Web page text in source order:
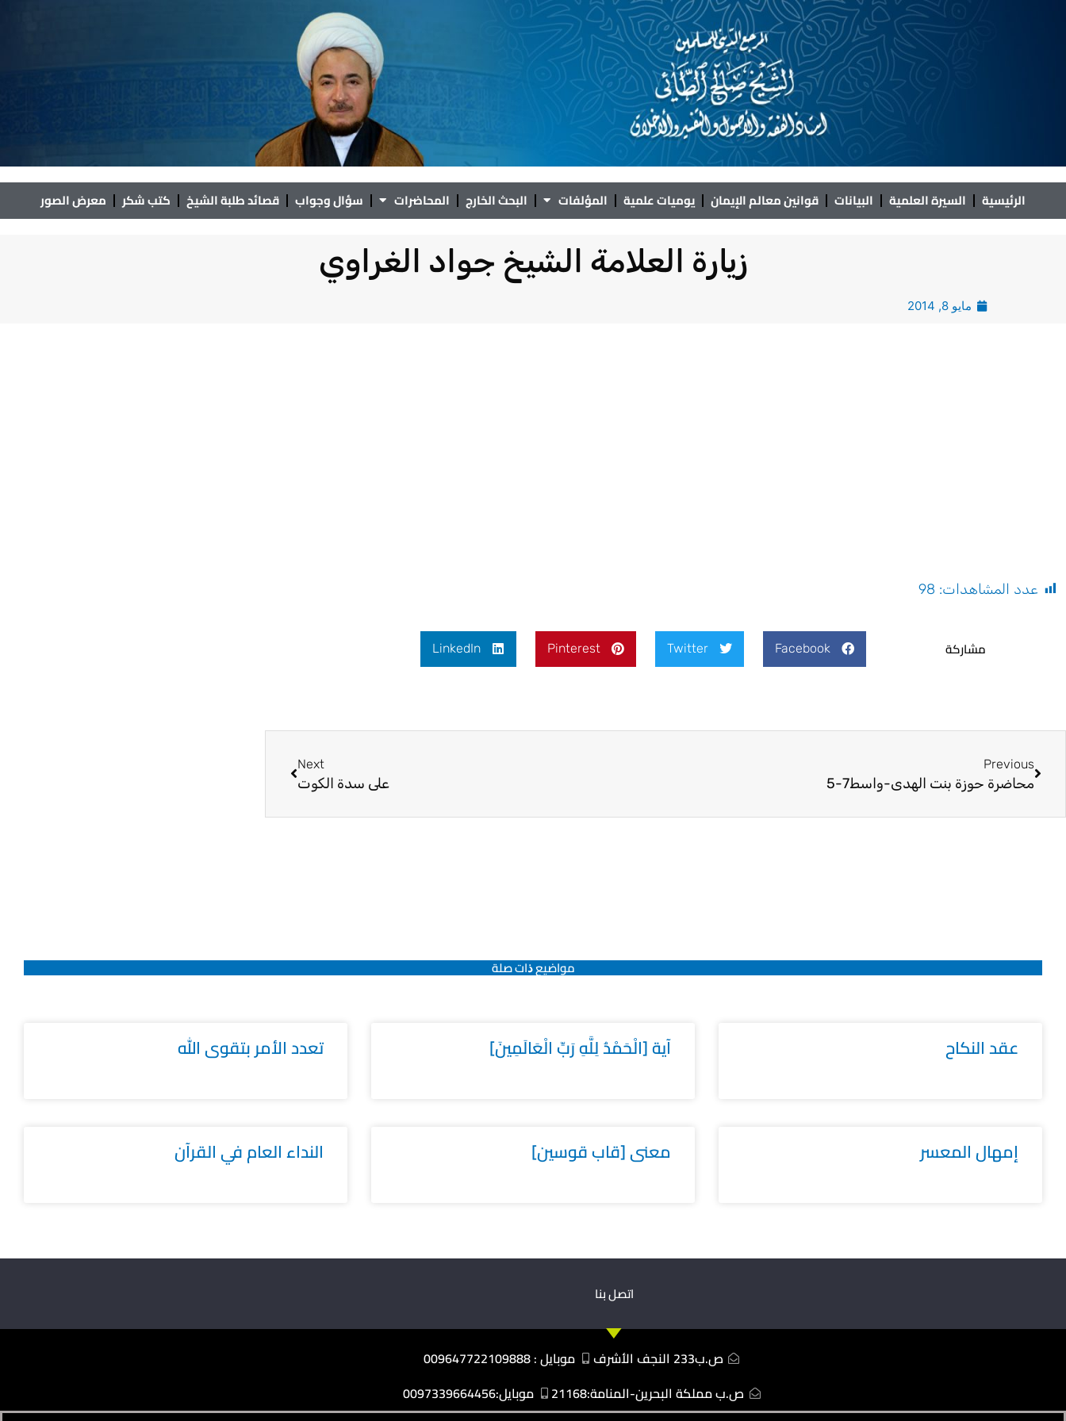
الرئيسية السيرة العلمية البيانات قوانين معالم الإيمان يوميات علمية المؤلفات البحث الخارج المحاضرات سؤال وجواب قصائد طلبة الشيخ كتب شكر معرض الصور
زيارة العلامة الشيخ جواد الغراوي
مايو 8, 2014
عدد المشاهدات: 98
مشاركة Facebook
Twitter
Pinterest
LinkedIn
Previous
محاضرة حوزة بنت الهدى-واسط7-5
Next
على سدة الكوت
مواضيع ﺫات صلة
عقد النكاح آية [الْحَمْدُ لِلَّهِ رَبِّ الْعَالَمِينَ] تعدد الأمر بتقوى الله
إمهال المعسر معنى [قاب قوسين] النداء العام في القرآن
اتصل بنا
ص.ب233 النجف الأشرف
موبايل : 009647722109888
ص.ب مملكة البحرين-المنامة:21168
موبايل:0097339664456